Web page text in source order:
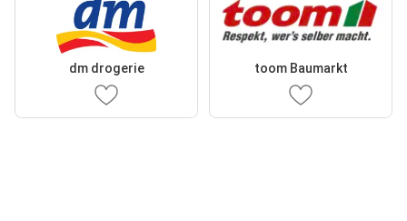
dm drogerie toom Baumarkt